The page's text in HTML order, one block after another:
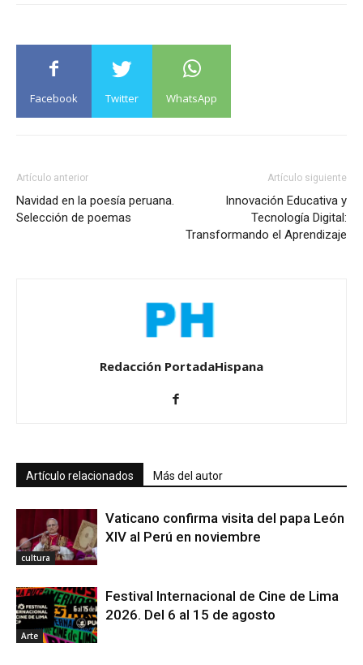
Facebook Twitter WhatsApp
Artículo anterior
Navidad en la poesía peruana.
Selección de poemas
Artículo siguiente
Innovación Educativa y
Tecnología Digital:
Transformando el Aprendizaje
Redacción PortadaHispana
Artículo relacionados Más del autor
cultura
Vaticano confirma visita del papa León
XIV al Perú en noviembre
Arte
Festival Internacional de Cine de Lima
2026. Del 6 al 15 de agosto